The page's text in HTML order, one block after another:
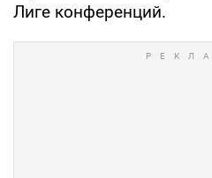
Лиге конференций.